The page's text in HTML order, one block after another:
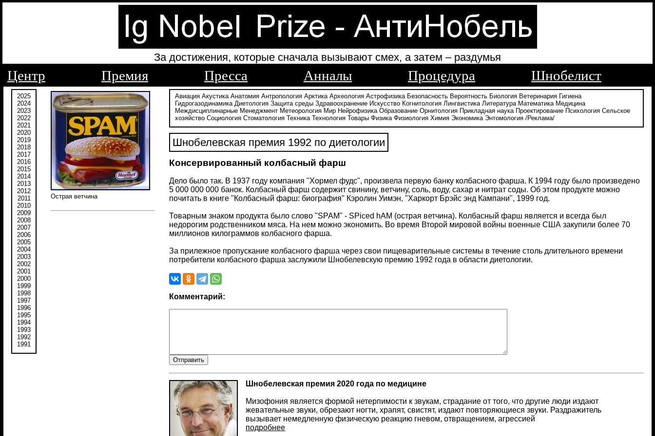
За достижения, которые сначала вызывают смех, а затем – раздумья
Центр Премия Пресса Анналы Процедура Шнобелист
2025
2024
2023
2022
2021
2020
2019
2018
2017
2016
2015
2014
2013
2012
2011
2010
2009
2008
2007
2006
2005
2004
2003
2002
2001
2000
1999
1998
1997
1996
1995
1994
1993
1992
1991
Острая ветчина
Авиация Акустика Анатомия Антропология Арктика Археология Астрофизика Безопасность Вероятность Биология Ветеринария Гигиена
Гидрогазодинамика Диетология Защита среды Здравоохранение Искусство Когнитология Лингвистика Литература Математика Медицина
Междисциплинарные Менеджмент Метеорология Мир Нейрофизика Образование Орнитология Прикладная наука Проектирование Психология Сельское
хозяйство Социология Стоматология Техника Технология Товары Физика Физиология Химия Экономика Энтомология /Реклама/
Шнобелевская премия 1992 по диетологии
Консервированный колбасный фарш
Дело было так. В 1937 году компания "Хормел фудс", произвела первую банку колбасного фарша. К 1994 году было произведено
5 000 000 000 банок. Колбасный фарш содержит свинину, ветчину, соль, воду, сахар и нитрат соды. Об этом продукте можно
почитать в книге "Колбасный фарш: биография" Кэролин Уимэн, "Харкорт Брэйс энд Кампани", 1999 год.
Товарным знаком продукта было слово "SPAM" - SPiced hAM (острая ветчина). Колбасный фарш является и всегда был
недорогим родственником мяса. На нем можно экономить. Во время Второй мировой войны военные США закупили более 70
миллионов килограммов колбасного фарша.
За прилежное пропускание колбасного фарша через свои пищеварительные системы в течение столь длительного времени
потребители колбасного фарша заслужили Шнобелевскую премию 1992 года в области диетологии.
Комментарий:
Шнобелевская премия 2020 года по медицине
Мизофония является формой нетерпимости к звукам, страдание от того, что другие люди издают
жевательные звуки, обрезают ногти, храпят, свистят, издают повторяющиеся звуки. Раздражитель
вызывает немедленную физическую реакцию гневом, отвращением, агрессией
подробнее